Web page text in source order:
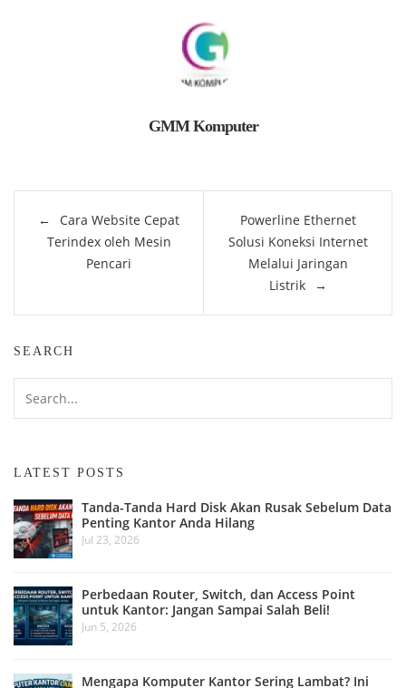
GMM Komputer
navigation
Cara Website Cepat
Terindex oleh Mesin
Pencari
Powerline Ethernet
Solusi Koneksi Internet
Melalui Jaringan
Listrik
SEARCH
LATEST POSTS
Tanda-Tanda Hard Disk Akan Rusak Sebelum Data
Penting Kantor Anda Hilang
Jul 23, 2026
Perbedaan Router, Switch, dan Access Point
untuk Kantor: Jangan Sampai Salah Beli!
Jun 5, 2026
Mengapa Komputer Kantor Sering Lambat? Ini